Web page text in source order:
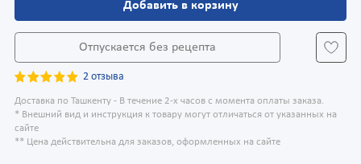
Добавить в корзину
Отпускается без рецепта
2 отзыва
Доставка по Ташкенту - В течение 2-х часов с момента оплаты заказа.
* Внешний вид и инструкция к товару могут отличаться от указанных на
сайте
** Цена действительна для заказов, оформленных на сайте